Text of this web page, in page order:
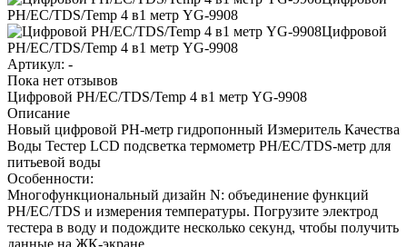
Артикул: -
Пока нет отзывов
Цифровой PH/EC/TDS/Temp 4 в1 метр YG-9908
Описание
Новый цифровой PH-метр гидропонный Измеритель Качества
Воды Тестер LCD подсветка термометр PH/EC/TDS-метр для
питьевой воды
Особенности:
Многофункциональный дизайн N: объединение функций
PH/EC/TDS и измерения температуры. Погрузите электрод
тестера в воду и подождите несколько секунд, чтобы получить
данные на ЖК-экране.